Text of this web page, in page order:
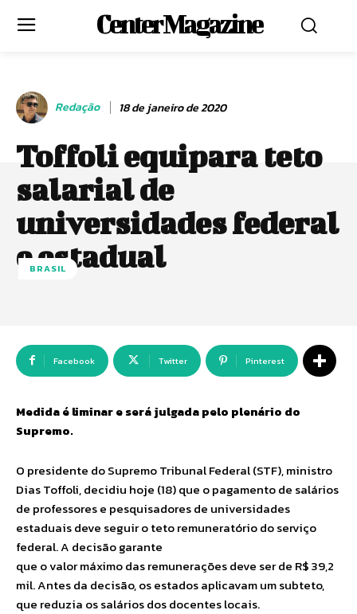
Center Magazine
Redação 18 de janeiro de 2020
Toffoli equipara teto
salarial de
universidades federal
e estadual
BRASIL
Facebook Twitter Pinterest
Medida é liminar e será julgada pelo plenário do
Supremo.
O presidente do Supremo Tribunal Federal (STF), ministro
Dias Toffoli, decidiu hoje (18) que o pagamento de salários
de professores e pesquisadores de universidades
estaduais deve seguir o teto remuneratório do serviço
federal. A decisão garante
que o valor máximo das remunerações deve ser de R$ 39,2
mil. Antes da decisão, os estados aplicavam um subteto,
que reduzia os salários dos docentes locais.